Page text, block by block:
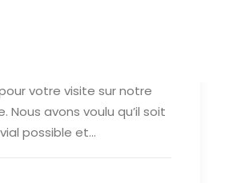
internet Nous vous
votre visite sur notre
Nous avons voulu qu’il soit
possible et…